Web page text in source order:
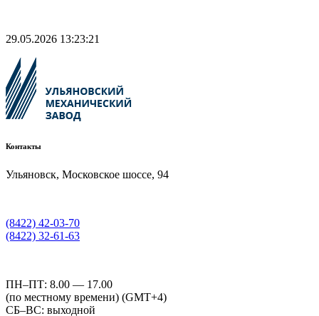
29.05.2026 13:23:21
Контакты
Ульяновск, Московское шоссе, 94
(8422) 42-03-70
(8422) 32-61-63
ПН–ПТ: 8.00 — 17.00
(по местному времени) (GMT+4)
СБ–ВС: выходной